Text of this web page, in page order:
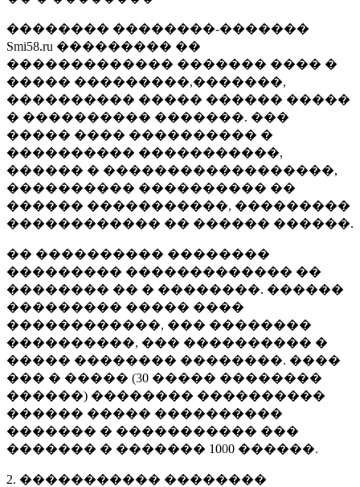
�������� ��������-�������
Smi58.ru ��������� ��
������������� ������� ���� �
����� ���������,�������,
���������� ����� ������ �����
� ���������� �������. ���
����� ���� ���������� �
���������� �����������,
������ � ������������������,
���������� ���������� ��
������ �����������, ���������
������������ �� ������ ������.
�� ���������� ��������
��������� ������������� ��
�������� �� � ��������. ������
��������� ����� ����
������������, ��� ��������
����������, ��� ���������� �
����� �������� ��������. ����
��� � ����� (30 ����� ��������
������) �������� ����������
������ ����� ����������
������� � ����������� ���
������� � ������� 1000 ������.
2. ����������� ��������